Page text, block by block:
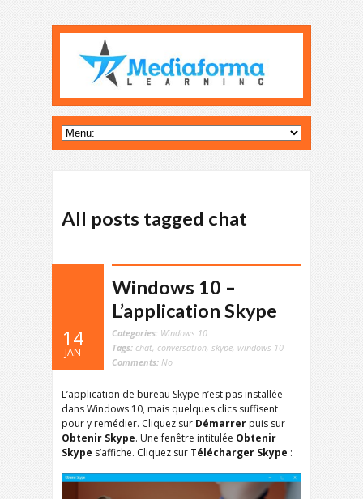
All posts tagged chat
14
JAN
Windows 10 –
L’application Skype
Categories: Windows 10
Tags: chat, conversation, skype, windows 10
Comments: No
L’application de bureau Skype n’est pas installée
dans Windows 10, mais quelques clics suffisent
pour y remédier. Cliquez sur Démarrer puis sur
Obtenir Skype. Une fenêtre intitulée Obtenir
Skype s’affiche. Cliquez sur Télécharger Skype :